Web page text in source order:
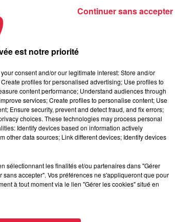
peut-être un peu moins c'est
Ensuite il y aura des
ville autrement.
est notre priorité
consent and/or our legitimate interest: Store and/or
profiles for personalised advertising; Use profiles to
content performance; Understand audiences through
services; Create profiles to personalise content; Use
Ensure security, prevent and detect fraud, and fix errors;
choices. These technologies may process personal
Identify devices based on information actively
other data sources; Link different devices; Identify devices
sélectionnant les finalités et/ou partenaires dans "Gérer
accepter". Vos préférences ne s'appliqueront que pour
à tout moment via le lien "Gérer les cookies" situé en
Continuer sans accepter